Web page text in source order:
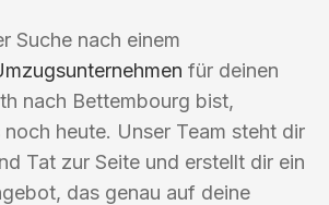
Suche nach einem
für deinen
nach Bettembourg bist,
noch heute. Unser Team steht dir
Tat zur Seite und erstellt dir ein
das genau auf deine